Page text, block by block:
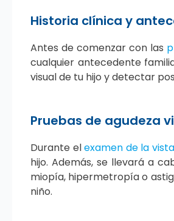
Historia clínica y
Antes de comenzar con las
cualquier antecedente
visual de tu hijo y detectar
Pruebas de agudeza
Durante elexamen de la vista
hijo. Además, se llevará a
miopía, hipermetropía o
niño.